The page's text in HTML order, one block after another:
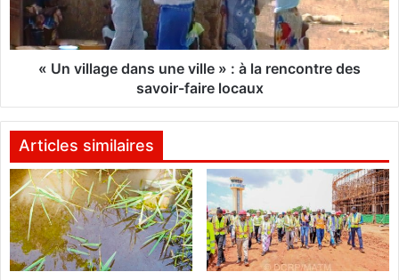
n
o
a
c
h
e
r
c
h
l
g
a
n
u
n
e
v
i
l
l
« Un village dans une ville » : à la rencontre des
savoir-faire locaux
Articles similaires